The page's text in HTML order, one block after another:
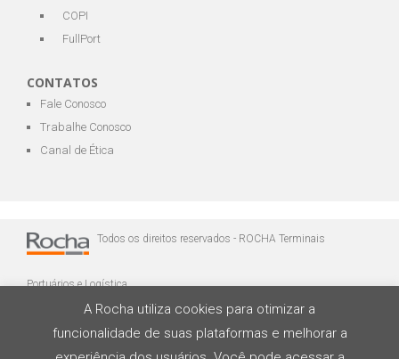
COPI
FullPort
CONTATOS
Fale Conosco
Trabalhe Conosco
Canal de Ética
Todos os direitos reservados - ROCHA Terminais
Portuários e Logística
A Rocha utiliza cookies para otimizar a
funcionalidade de suas plataformas e melhorar a